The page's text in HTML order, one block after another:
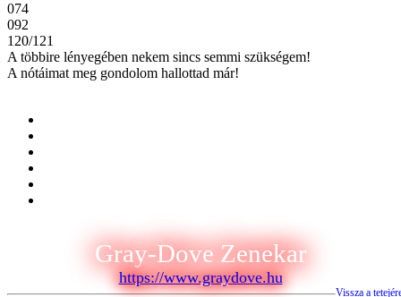
074
092
120/121
A többire lényegében nekem sincs semmi szükségem!
A nótáimat meg gondolom hallottad már!
Gray-Dove Zenekar
https://www.graydove.hu
Vissza a